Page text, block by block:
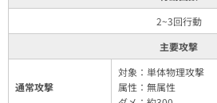
2~3回行動
主要攻撃
通常攻撃
対象：単体物理攻撃
属性：無属性